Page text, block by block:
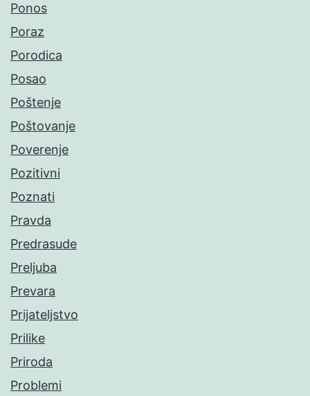
Ponos
Poraz
Porodica
Posao
Poštenje
Poštovanje
Poverenje
Pozitivni
Poznati
Pravda
Predrasude
Preljuba
Prevara
Prijateljstvo
Prilike
Priroda
Problemi